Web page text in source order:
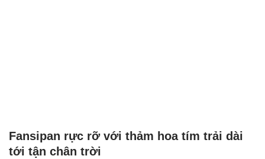
Fansipan rực rỡ với thảm hoa tím trải dài
tới tận chân trời